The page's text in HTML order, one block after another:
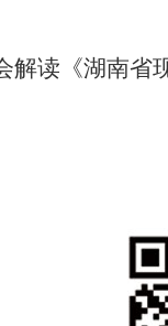
解读《湖南省